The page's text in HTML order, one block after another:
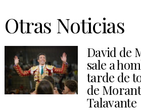
Otras Noticias
David de
sale a
tarde de
de
Talavante